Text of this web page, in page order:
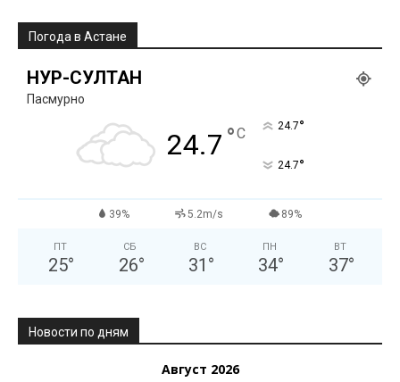
Погода в Астане
НУР-СУЛТАН
Пасмурно
24.7 °C 24.7°
24.7°
39% 5.2m/s 89%
ПТ
25°
СБ
26°
ВС
31 °
ПН
34°
ВТ
37°
Новости по дням
Август 2026